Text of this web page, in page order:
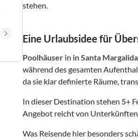
stehen.
Eine Urlaubsidee für
Poolhäuser in in Santa Margalida
während des gesamten
da sie klar definierte Räume,
In dieser Destination stehen 5+
Angebot reicht von
Was Reisende hier besonders